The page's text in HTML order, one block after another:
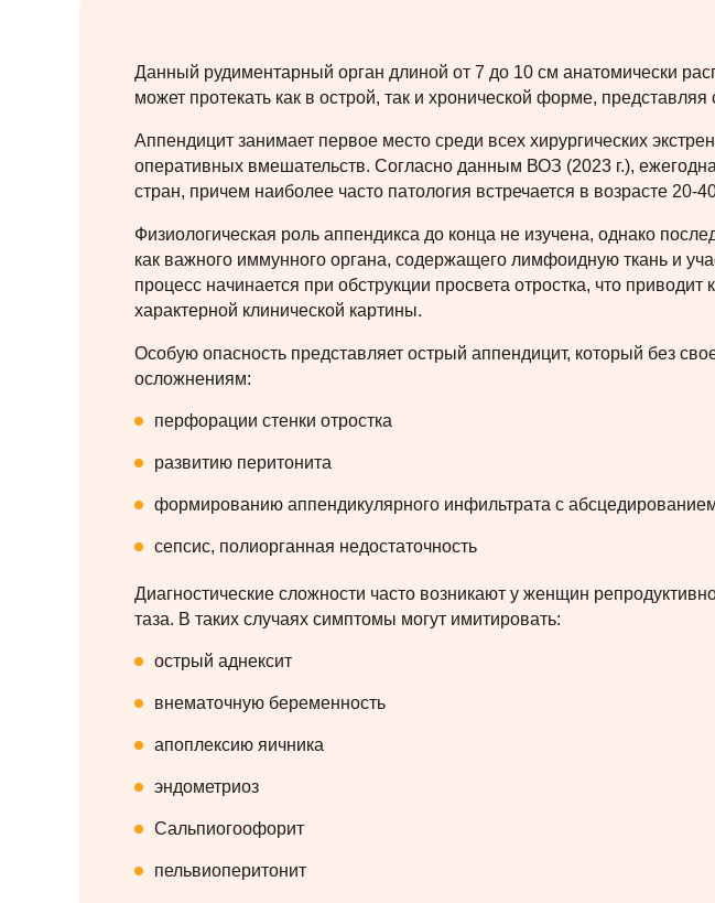
Данный рудиментарный орган длиной от 7 до 10 см анатомически
может протекать как в острой, так и хронической форме,
Аппендицит занимает первое место среди всех хирургических
оперативных вмешательств. Согласно данным ВОЗ (2023 г.),
стран, причем наиболее часто патология встречается в возрасте 20-
Физиологическая роль аппендикса до конца не изучена, однако
как важного иммунного органа, содержащего лимфоидную ткань и
процесс начинается при обструкции просвета отростка, что
характерной клинической картины.
Особую опасность представляет острый аппендицит, который без
осложнениям:
перфорации стенки отростка
развитию перитонита
формированию аппендикулярного инфильтрата с
сепсис, полиорганная недостаточность
Диагностические сложности часто возникают у женщин
таза. В таких случаях симптомы могут имитировать:
острый аднексит
внематочную беременность
апоплексию яичника
эндометриоз
Сальпиогоофорит
пельвиоперитонит